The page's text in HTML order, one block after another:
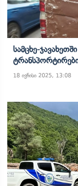
Სამცხე-
18 ივნისი 2025, 13:08